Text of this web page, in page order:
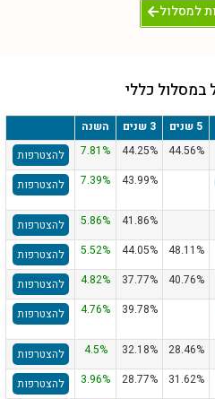
למסלול
במסלול כללי
5 שנים 3 שנים
השנה
44.56%
44.25%
7.81%
להצטרפות
43.99%
7.39% להצטרפות
41.86%
5.86%
להצטרפות
48.11%
44.05%
5.52%
להצטרפות
40.76%
37.77%
4.82%
להצטרפות
39.78%
4.76% להצטרפות
28.46%
32.18%
4.5%
להצטרפות
31.62%
28.77%
3.96%
להצטרפות